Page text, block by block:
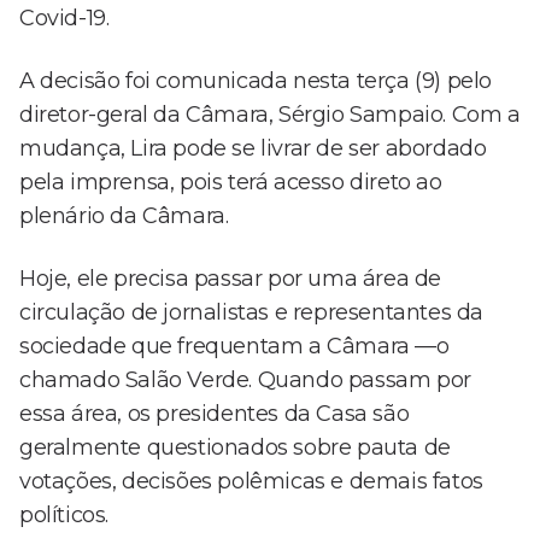
Covid-19.
A decisão foi comunicada nesta terça (9) pelo
diretor-geral da Câmara, Sérgio Sampaio. Com a
mudança, Lira pode se livrar de ser abordado
pela imprensa, pois terá acesso direto ao
plenário da Câmara.
Hoje, ele precisa passar por uma área de
circulação de jornalistas e representantes da
sociedade que frequentam a Câmara —o
chamado Salão Verde. Quando passam por
essa área, os presidentes da Casa são
geralmente questionados sobre pauta de
votações, decisões polêmicas e demais fatos
políticos.